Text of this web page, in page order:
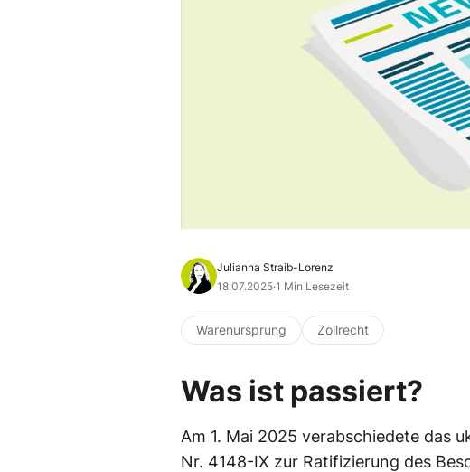
Julianna Straib-Lorenz
18.07.2025·1 Min Lesezeit
Warenursprung Zollrecht
Was ist passiert?
Am 1. Mai 2025 verabschiedete das
Nr. 4148-IX zur Ratifizierung des